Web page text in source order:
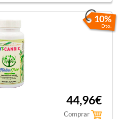
10%
Dto.
44,96€
Comprar